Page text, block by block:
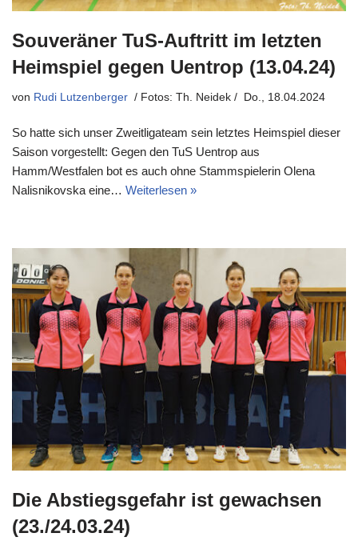
Souveräner TuS-Auftritt im letzten
Heimspiel gegen Uentrop (13.04.24)
von Rudi Lutzenberger Do., 18.04.2024
So hatte sich unser Zweitligateam sein letztes Heimspiel dieser
Saison vorgestellt: Gegen den TuS Uentrop aus
Hamm/Westfalen bot es auch ohne Stammspielerin Olena
Nalisnikovska eine… Weiterlesen »
Die Abstiegsgefahr ist gewachsen
(23./24.03.24)